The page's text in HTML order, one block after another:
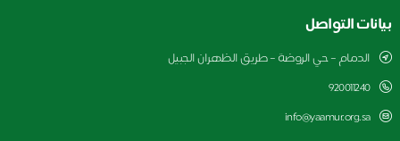
بيانات التواصل
الدمام – حي الروضة – طريق الظهران الجبيل
920011240
info@yaamur.org.sa